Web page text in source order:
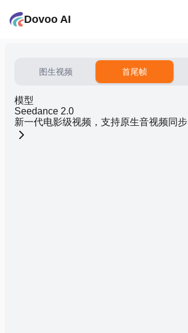
Dovoo AI
图生视频 首尾帧
模型
Seedance 2.0
新一代电影级视频，支持原生音视频同步